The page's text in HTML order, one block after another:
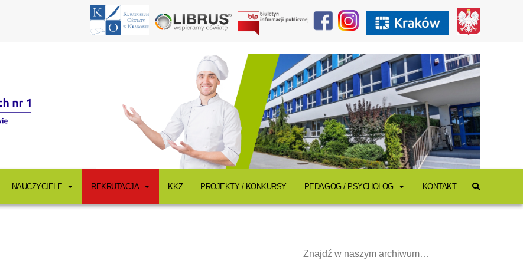
NAUCZYCIELE REKRUTACJA KKZ PROJEKTY / KONKURSY PEDAGOG / PSYCHOLOG KONTAKT